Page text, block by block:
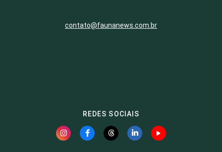
contato@faunanews.com.br
REDES SOCIAIS